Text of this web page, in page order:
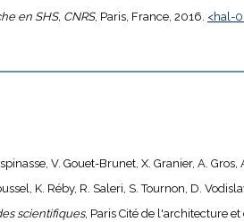
en SHS, CNRS, Paris, France, 2016. <hal-
V. Gouet-Brunet, X. Granier, A.
K. Réby, R. Saleri, S. Tournon, D.
scientifiques, Paris Cité de l'architecture